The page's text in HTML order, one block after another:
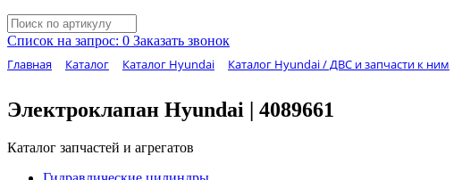
Список на запрос: 0 Заказать звонок
Главная Каталог Каталог Hyundai Каталог Hyundai / ДВС и запчасти к ним
Электроклапан Hyundai | 4089661
Каталог запчастей и агрегатов